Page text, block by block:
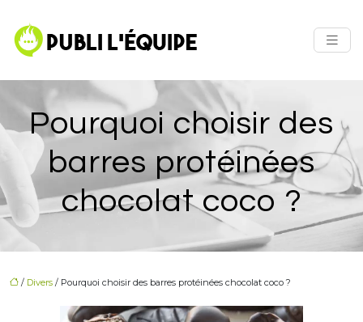
Pourquoi choisir des
barres protéinées
chocolat coco ?
/ Divers / Pourquoi choisir des barres protéinées chocolat coco ?